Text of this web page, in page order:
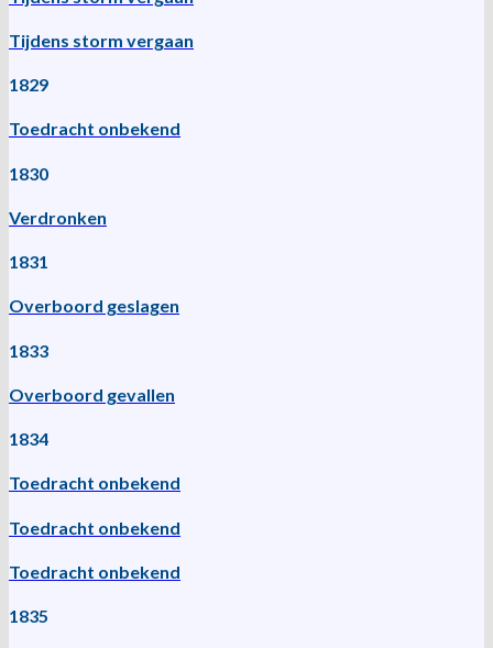
Tijdens storm vergaan
1829
Toedracht onbekend
1830
Verdronken
1831
Overboord geslagen
1833
Overboord gevallen
1834
Toedracht onbekend
Toedracht onbekend
Toedracht onbekend
1835